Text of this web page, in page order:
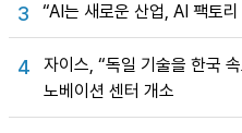
3 “AI는 새로운 산업, AI 팩토
4
자이스, “독일 기술을 한국
노베이션 센터 개소